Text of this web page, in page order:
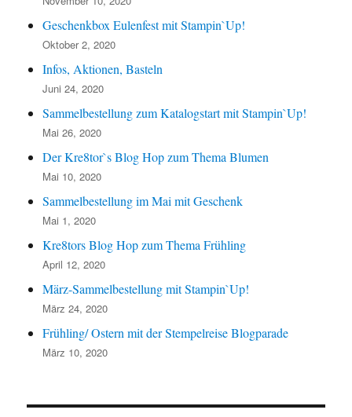
Geschenkbox Eulenfest mit Stampin`Up!
Oktober 2, 2020
Infos, Aktionen, Basteln
Juni 24, 2020
Sammelbestellung zum Katalogstart mit Stampin`Up!
Mai 26, 2020
Der Kre8tor`s Blog Hop zum Thema Blumen
Mai 10, 2020
Sammelbestellung im Mai mit Geschenk
Mai 1, 2020
Kre8tors Blog Hop zum Thema Frühling
April 12, 2020
März-Sammelbestellung mit Stampin`Up!
März 24, 2020
Frühling/ Ostern mit der Stempelreise Blogparade
März 10, 2020